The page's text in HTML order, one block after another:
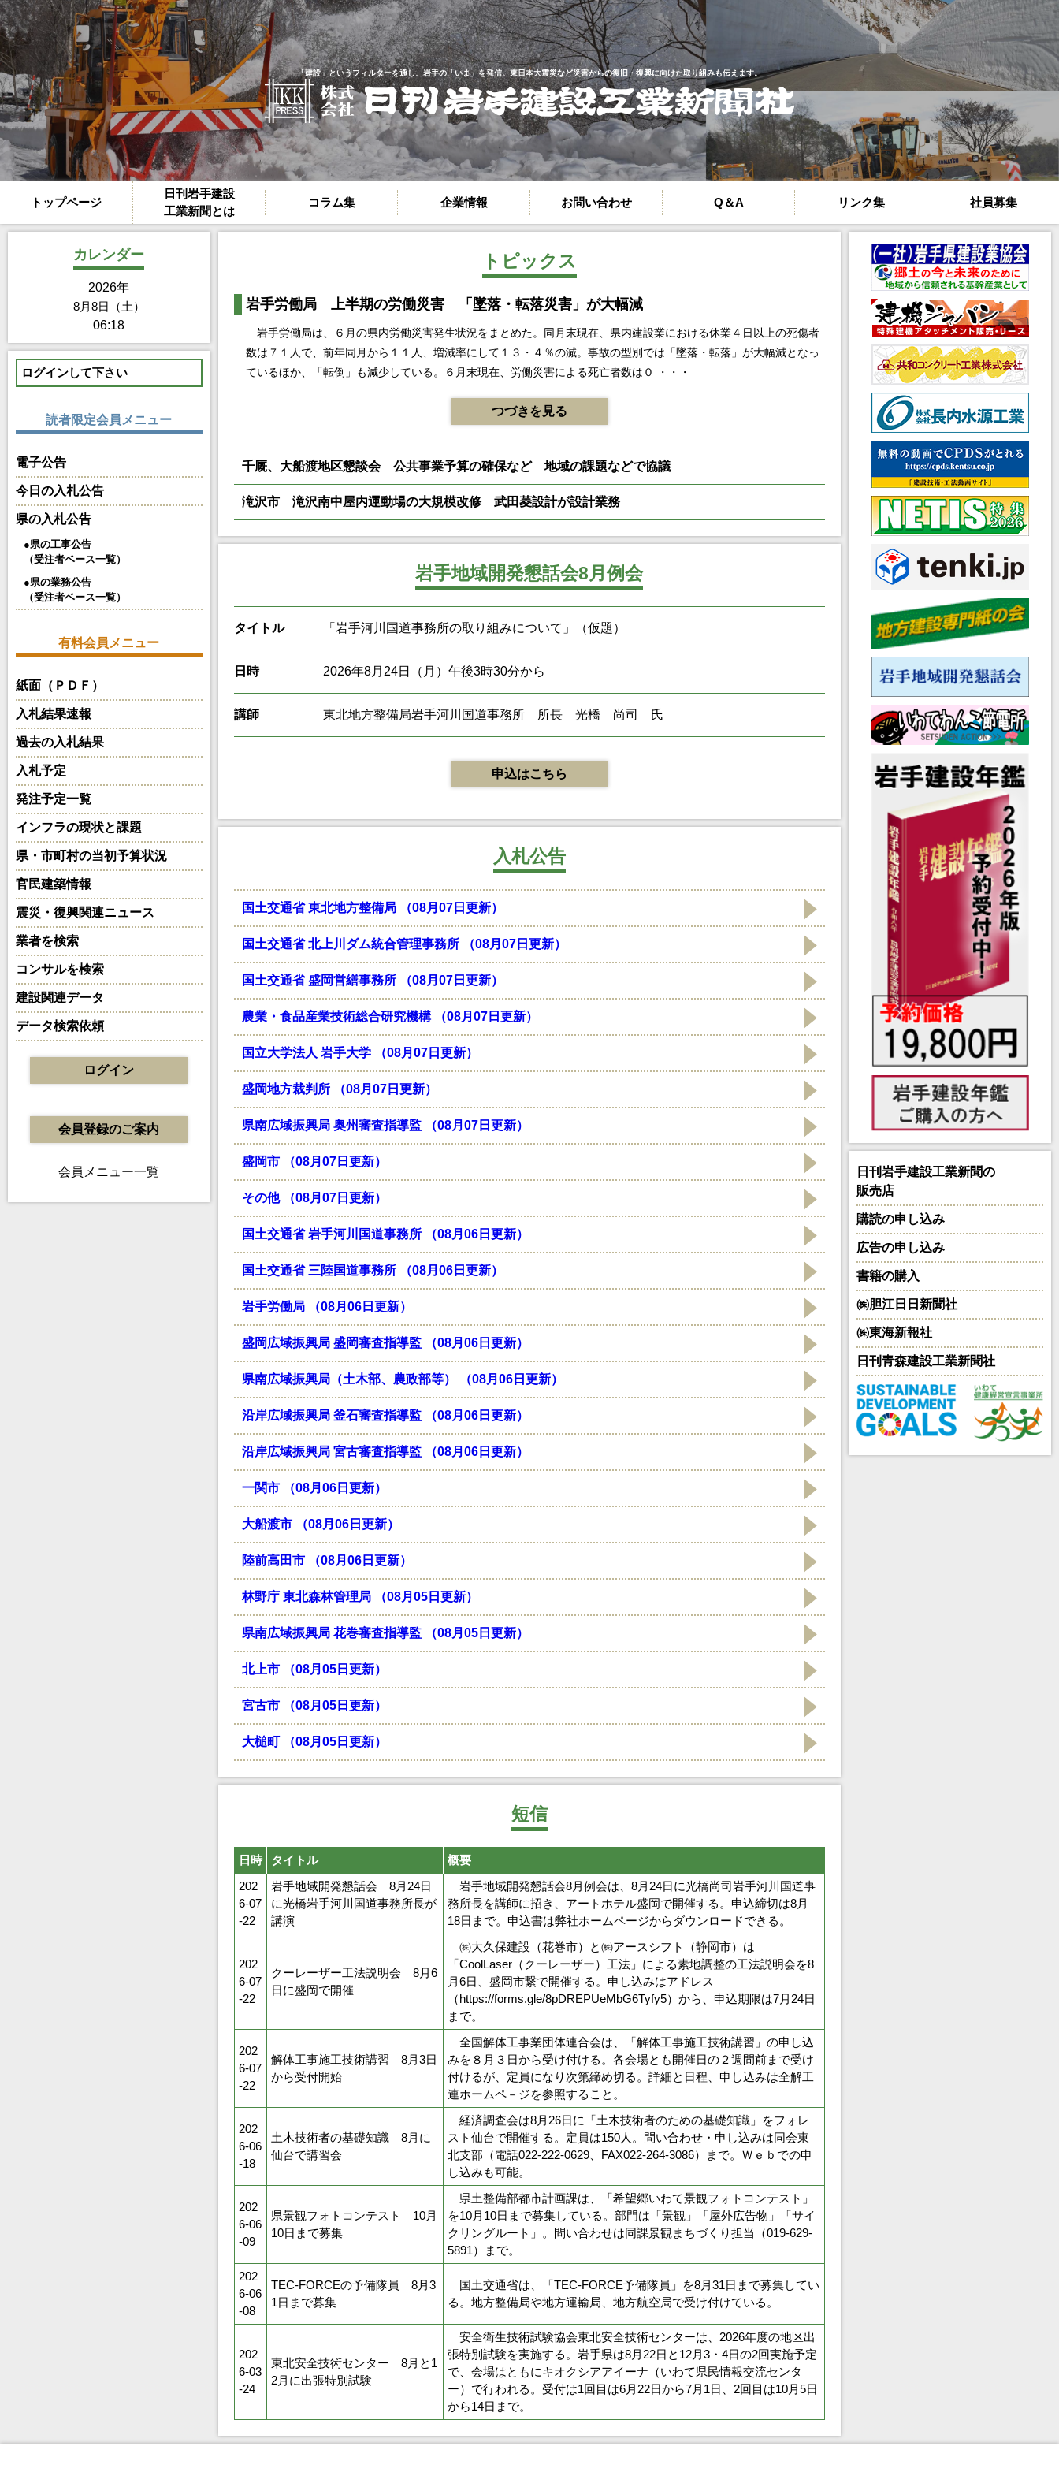
「建設」というフィルターを通し、岩手の「いま」を発信。東日本大震災など災害からの復旧・復興に向けた取り組みも伝えます。
トップページ
日刊岩手建設
工業新聞とは
コラム集 企業情報 お問い合わせ Q＆A リンク集 社員募集
トピックス
岩手労働局 上半期の労働災害 「墜落・転落災害」が大幅減
岩手労働局は、６月の県内労働災害発生状況をまとめた。同月末現在、県内建設業における休業４日以上の死傷者
数は７１人で、前年同月から１１人、増減率にして１３・４％の減。事故の型別では「墜落・転落」が大幅減となっ
ているほか、「転倒」も減少している。６月末現在、労働災害による死亡者数は０ ・・・
つづきを見る
千厩、大船渡地区懇談会 公共事業予算の確保など 地域の課題などで協議
滝沢市 滝沢南中屋内運動場の大規模改修 武田菱設計が設計業務
岩手地域開発懇話会8月例会
タイトル 「岩手河川国道事務所の取り組みについて」（仮題）
日時 2026年8月24日（月）午後3時30分から
講師 東北地方整備局岩手河川国道事務所 所長 光橋 尚司 氏
申込はこちら
入札公告
国土交通省 東北地方整備局 （08月07日更新）
国土交通省 北上川ダム統合管理事務所 （08月07日更新）
国土交通省 盛岡営繕事務所 （08月07日更新）
農業・食品産業技術総合研究機構 （08月07日更新）
国立大学法人 岩手大学 （08月07日更新）
盛岡地方裁判所 （08月07日更新）
県南広域振興局 奥州審査指導監 （08月07日更新）
盛岡市 （08月07日更新）
その他 （08月07日更新）
国土交通省 岩手河川国道事務所 （08月06日更新）
国土交通省 三陸国道事務所 （08月06日更新）
岩手労働局 （08月06日更新）
盛岡広域振興局 盛岡審査指導監 （08月06日更新）
県南広域振興局（土木部、農政部等） （08月06日更新）
沿岸広域振興局 釜石審査指導監 （08月06日更新）
沿岸広域振興局 宮古審査指導監 （08月06日更新）
一関市 （08月06日更新）
大船渡市 （08月06日更新）
陸前高田市 （08月06日更新）
林野庁 東北森林管理局 （08月05日更新）
県南広域振興局 花巻審査指導監 （08月05日更新）
北上市 （08月05日更新）
宮古市 （08月05日更新）
大槌町 （08月05日更新）
短信
日時 タイトル
概要
202
6-07
-22
岩手地域開発懇話会 8月24日
に光橋岩手河川国道事務所長が
講演
岩手地域開発懇話会8月例会は、8月24日に光橋尚司岩手河川国道事
務所長を講師に招き、アートホテル盛岡で開催する。申込締切は8月
18日まで。申込書は弊社ホームページからダウンロードできる。
202
6-07
-22
クーレーザー工法説明会 8月6
日に盛岡で開催
㈱大久保建設（花巻市）と㈱アースシフト（静岡市）は
「CoolLaser（クーレーザー）工法」による素地調整の工法説明会を8
月6日、盛岡市繋で開催する。申し込みはアドレス
（https://forms.gle/8pDREPUeMbG6Tyfy5）から、申込期限は7月24日
まで。
202
6-07
-22
解体工事施工技術講習 8月3日
から受付開始
全国解体工事業団体連合会は、「解体工事施工技術講習」の申し込
みを８月３日から受け付ける。各会場とも開催日の２週間前まで受け
付けるが、定員になり次第締め切る。詳細と日程、申し込みは全解工
連ホームペ－ジを参照すること。
202
6-06
-18
土木技術者の基礎知識 8月に
仙台で講習会
経済調査会は8月26日に「土木技術者のための基礎知識」をフォレ
スト仙台で開催する。定員は150人。問い合わせ・申し込みは同会東
北支部（電話022-222-0629、FAX022-264-3086）まで。Ｗｅｂでの申
し込みも可能。
202
6-06
-09
県景観フォトコンテスト 10月
10日まで募集
県土整備部都市計画課は、「希望郷いわて景観フォトコンテスト」
を10月10日まで募集している。部門は「景観」「屋外広告物」「サイ
クリングルート」。問い合わせは同課景観まちづくり担当（019-629-
5891）まで。
202
6-06
-08
TEC-FORCEの予備隊員 8月3
1日まで募集
国土交通省は、「TEC-FORCE予備隊員」を8月31日まで募集してい
る。地方整備局や地方運輸局、地方航空局で受け付けている。
202
6-03
-24
東北安全技術センター 8月と1
2月に出張特別試験
安全衛生技術試験協会東北安全技術センターは、2026年度の地区出
張特別試験を実施する。岩手県は8月22日と12月3・4日の2回実施予定
で、会場はともにキオクシアアイーナ（いわて県民情報交流センタ
ー）で行われる。受付は1回目は6月22日から7月1日、2回目は10月5日
から14日まで。
カレンダー
2026年
8月8日（土）
06:18
ログインして下さい
読者限定会員メニュー
電子公告
今日の入札公告
県の入札公告
●県の工事公告
（受注者ベース一覧）
●県の業務公告
（受注者ベース一覧）
有料会員メニュー
紙面（ＰＤＦ）
入札結果速報
過去の入札結果
入札予定
発注予定一覧
インフラの現状と課題
県・市町村の当初予算状況
官民建築情報
震災・復興関連ニュース
業者を検索
コンサルを検索
建設関連データ
データ検索依頼
ログイン
会員登録のご案内
会員メニュー一覧
日刊岩手建設工業新聞の
販売店
購読の申し込み
広告の申し込み
書籍の購入
㈱胆江日日新聞社
㈱東海新報社
日刊青森建設工業新聞社